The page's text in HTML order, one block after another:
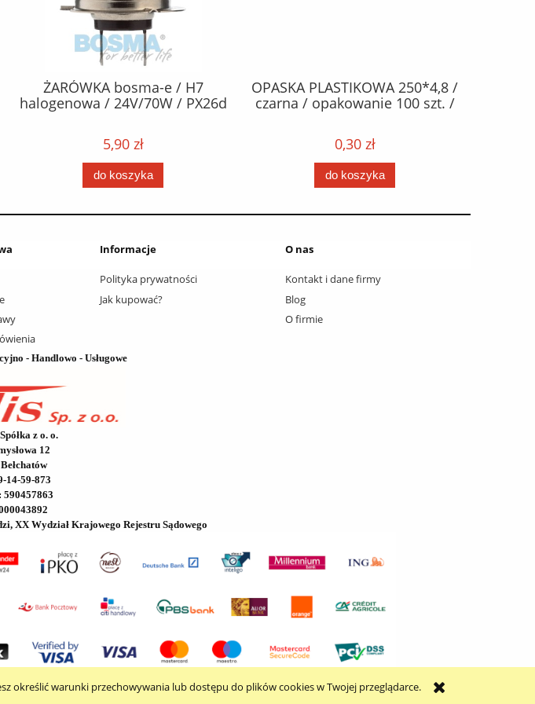
określić warunki przechowywania lub dostępu do plików cookies w Twojej przeglądarce.
OPASKA PLASTIKOWA 250*4,8 /
czarna / opakowanie 100 szt. /
0,30 zł
do koszyka
OPASKA PLASTIKOWA 300*4,8 /
czarna / opakowanie 100 szt. /
0,31 zł
do koszyka
Informacje
Polityka prywatności
Jak kupować?
O nas
Kontakt i dane firmy
Blog
O firmie
- Handlowo - Usługowe
z o. o.
12
14-59-873
590457863
XX Wydział Krajowego Rejestru Sądowego